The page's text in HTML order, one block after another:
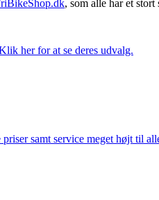
, som alle har et
her for at se deres udvalg.
samt service meget højt til